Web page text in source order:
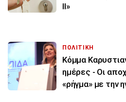
ΙΙ»
ΠΟΛΙΤΙΚΗ
Κόμμα
ημέρες - Οι
«ρήγμα» με την